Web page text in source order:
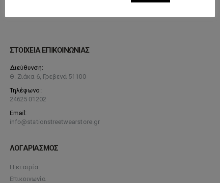
ΣΤΟΙΧΕΙΑ ΕΠΙΚΟΙΝΩΝΙΑΣ
Διεύθυνση:
Θ. Ζιάκα 6, Γρεβενά 51100
Τηλέφωνο:
24625 01202
Email:
info@stationstreetwearstore.gr
ΛΟΓΑΡΙΑΣΜΟΣ
Η εταιρία
Επικοινωνία